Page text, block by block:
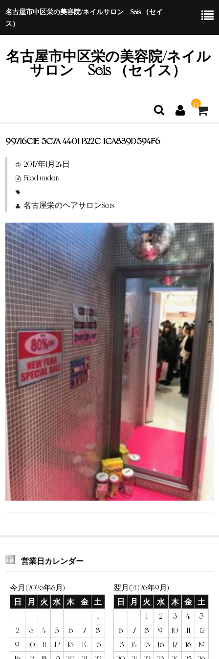
名古屋市中区栄の美容院/ネイルサロン Seis （セイ
ス）
名古屋市中区栄の美容院/ネイル
サロン Seis （セイス）
0
ホーム
特定商取引法に基づく表示
99716C1E-5C7A-4401-B22C-1CA839D594F6
2017年1月24日
Filed under:
名古屋栄のヘアサロンSeis
営業日カレンダー
今月(2026年8月)
日
月 火 水 木 金
土
1
2
3 4 5 6 7
8
9
10 11 12 13 14
15
翌月(2026年9月)
日
月 火 水 木 金
土
1
2 3 4
5
6
7 8 9 10 11
12
13
14 15 16 17 18
19